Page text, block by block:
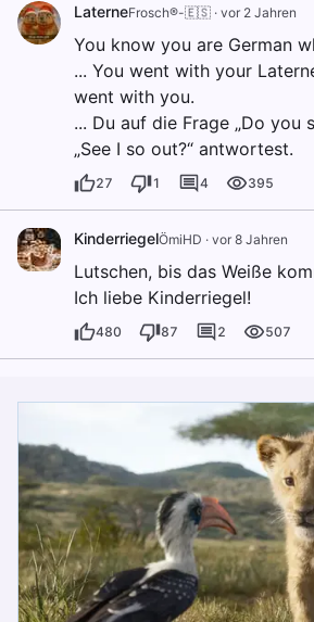
LaterneFrosch®-🇪🇸 · vor 2 Jahren
You know you are German
... You went with your
went with you.
... Du auf die Frage „Do you
„See I so out?“ antwortest.
27 1 4 395
KinderriegelÖmiHD · vor 8 Jahren
Lutschen, bis das Weiße
Ich liebe Kinderriegel!
480 87 2 507